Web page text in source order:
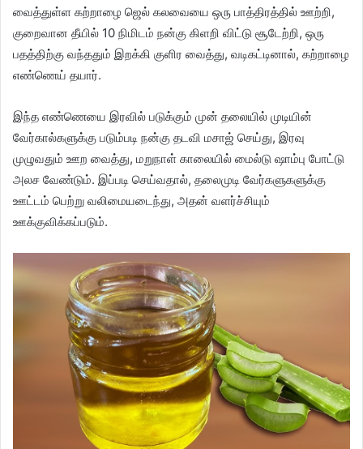
வைத்துள்ள கற்றாழை ஜெல் கலவையை ஒரு பாத்திரத்தில் ஊற்றி,
குறைவான தீயில் 10 நிமிடம் நன்கு கிளறி விட்டு சூடேற்றி, ஒரு
பதத்திற்கு வந்ததும் இறக்கி குளிர வைத்து, வடிகட்டினால், கற்றாழை
எண்ணெய் தயார்.
இந்த எண்ணெயை இரவில் படுக்கும் முன் தலையில் முடியின்
வேர்கால்களுக்கு படும்படி நன்கு தடவி மசாஜ் செய்து, இரவு
முழுவதும் ஊற வைத்து, மறுநாள் காலையில் மைல்டு ஷாம்பு போட்டு
அலச வேண்டும். இப்படி செய்வதால், தலைமுடி வேர்களுகளுக்கு
ஊட்டம் பெற்று வலிமையடைந்து, அதன் வளர்ச்சியும்
ஊக்குவிக்கப்படும்.